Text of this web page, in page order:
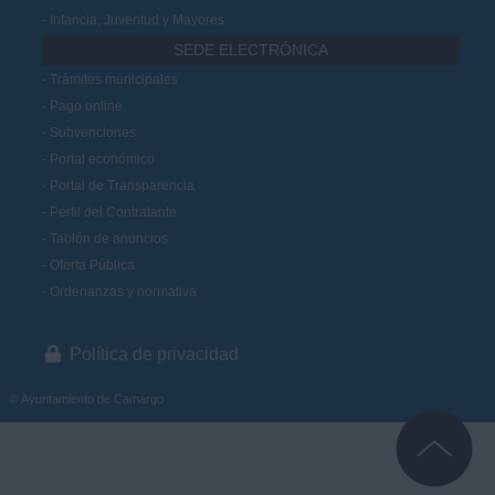
Infancia, Juventud y Mayores
SEDE ELECTRÓNICA
Trámites municipales
Pago online
Subvenciones
Portal económico
Portal de Transparencia
Perfil del Contratante
Tablón de anuncios
Oferta Pública
Ordenanzas y normativa
Política de privacidad
© Ayuntamiento de Camargo